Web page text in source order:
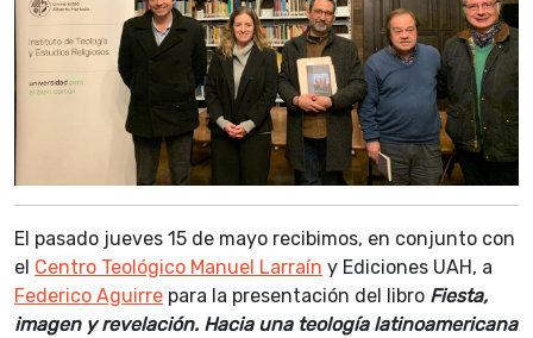
El pasado jueves 15 de mayo recibimos, en conjunto con
el Centro Teológico Manuel Larraín y Ediciones UAH, a
Federico Aguirre para la presentación del libro Fiesta,
imagen y revelación. Hacia una teología latinoamericana